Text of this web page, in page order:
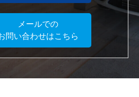
メールでの
問い合わせはこちら